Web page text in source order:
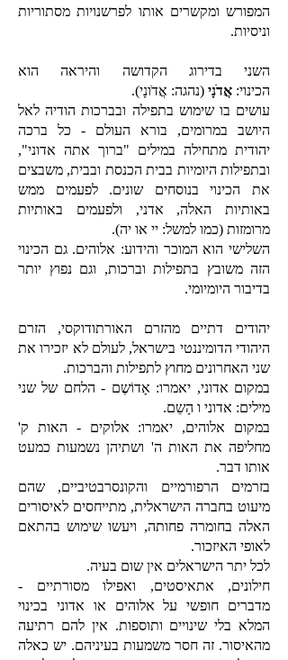
המפורש ומקשרים אותו לפרשנויות מסתוריות
וניסיות.
השני בדירוג הקדושה והיראה הוא
הכינוי: אֲדֹנָי (נהגה: אֲדֹונָי).
עושים בו שימוש בתפילה ובברכות הודיה לאל
היושב במרומים, בורא העולם - כל ברכה
יהודית מתחילה במילים "ברוך אתה אדוני",
ובתפילות היומיות בבית הכנסת ובבית, משבצים
את הכינוי בנוסחים שונים. לפעמים ממש
באותיות האלה, אדני, ולפעמים באותיות
מרומזות (כמו למשל: יי או יה).
השלישי הוא המוכר והידוע: אלוהים. גם הכינוי
הזה משובץ בתפילות וברכות, וגם נפוץ יותר
בדיבור היומיומי.
יהודים דתיים מהזרם האורתודוקסי, הזרם
היהודי הדומיננטי בישראל, לעולם לא יזכירו את
שני האחרונים מחוץ לתפילות והברכות.
במקום אדוני, יאמרו: אָדוֹשֶם - הלחם של שני
מילים: אדוני ו הָשֵם.
במקום אלוהים, יאמרו: אלוקים - האות ק'
מחליפה את האות ה' ושתיהן נשמעות כמעט
אותו דבר.
בזרמים הרפורמיים והקונסרבטיביים, שהם
מיעוט בחברה הישראלית, מתייחסים לאיסורים
האלה בחומרה פחותה, ויעשו שימוש בהתאם
לאופי האיזכור.
לכל יתר הישראלים אין שום בעיה.
חילונים, אתאיסטים, ואפילו מסורתיים -
מדברים חופשי על אלוהים או אדוני בכינוי
המלא בלי שינויים ותוספות. אין להם רתיעה
מהאיסור. זה חסר משמעות בעיניהם. יש כאלה